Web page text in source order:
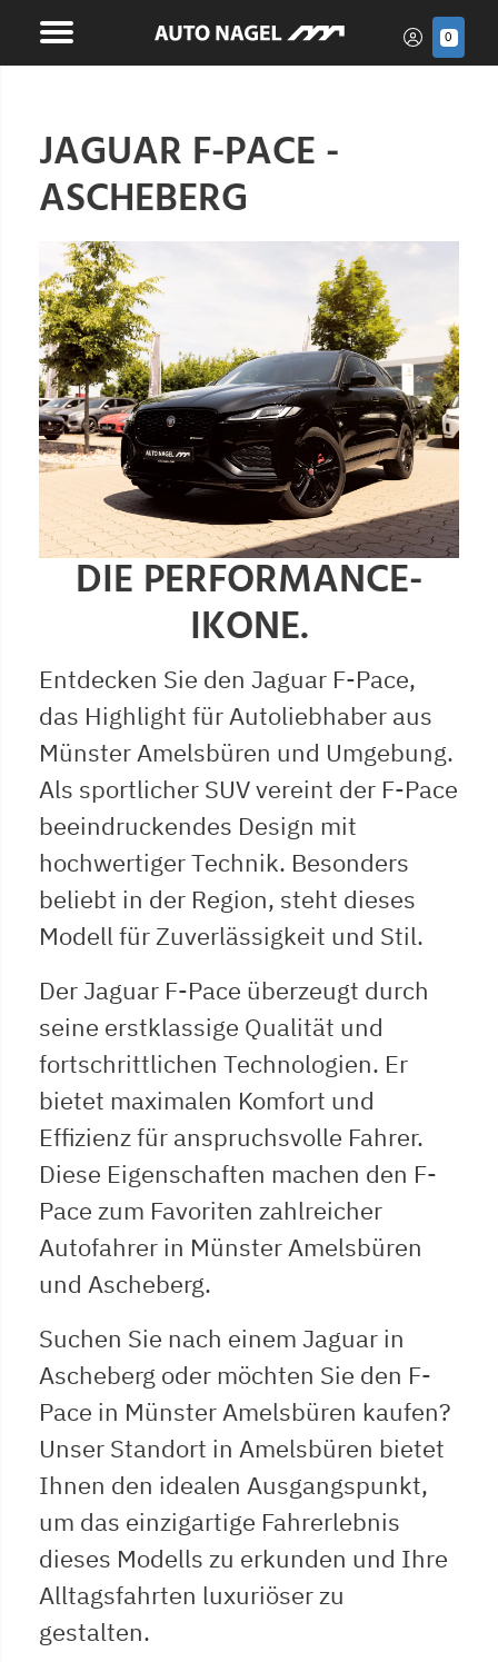
0
JAGUAR F-PACE -
ASCHEBERG
DIE PERFORMANCE-
IKONE.
Entdecken Sie den Jaguar F-Pace,
das Highlight für Autoliebhaber aus
Münster Amelsbüren und Umgebung.
Als sportlicher SUV vereint der F-Pace
beeindruckendes Design mit
hochwertiger Technik. Besonders
beliebt in der Region, steht dieses
Modell für Zuverlässigkeit und Stil.
Der Jaguar F-Pace überzeugt durch
seine erstklassige Qualität und
fortschrittlichen Technologien. Er
bietet maximalen Komfort und
Effizienz für anspruchsvolle Fahrer.
Diese Eigenschaften machen den F-
Pace zum Favoriten zahlreicher
Autofahrer in Münster Amelsbüren
und Ascheberg.
Suchen Sie nach einem Jaguar in
Ascheberg oder möchten Sie den F-
Pace in Münster Amelsbüren kaufen?
Unser Standort in Amelsbüren bietet
Ihnen den idealen Ausgangspunkt,
um das einzigartige Fahrerlebnis
dieses Modells zu erkunden und Ihre
Alltagsfahrten luxuriöser zu
gestalten.